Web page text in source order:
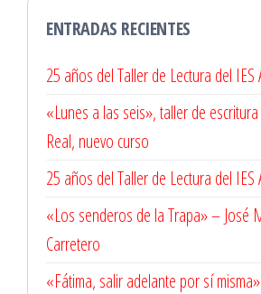
ENTRADAS RECIENTES
25 años del Taller de Lectura del IES
«Lunes a las seis», taller de escritura
Real, nuevo curso
25 años del Taller de Lectura del IES
«Los senderos de la Trapa» – José
Carretero
«Fátima, salir adelante por sí